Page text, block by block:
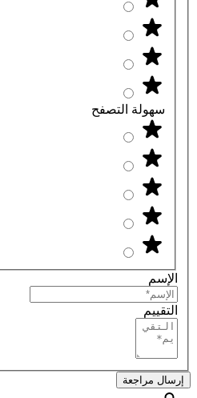
سهولة التصفح
الإسم
التقييم
إرسال مراجعة